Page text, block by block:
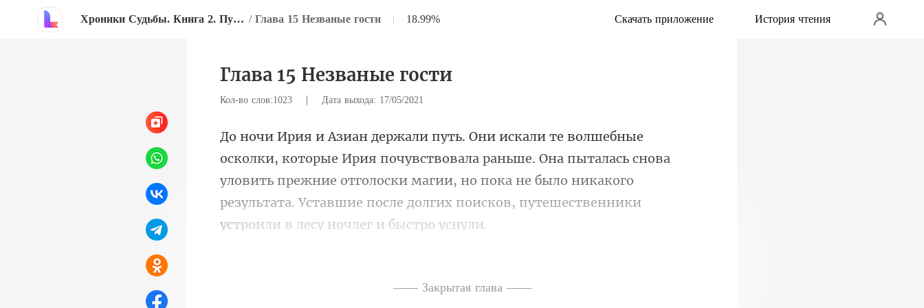
Хроники Судьбы. Книга 2. Путешествие к свету / Глава 15 Незваные гости | 18.99% Скачать приложение История чтения
Глава 15 Незваные гости
Кол-во слов:1023 | Дата выхода: 17/05/2021
ла раньше. Она пыталась снова
уловить прежние отголоски магии, но пока не было никакого
резу
—— Закрытая глава ——